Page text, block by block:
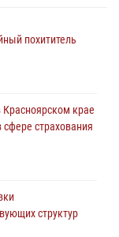
похититель
крае
страхования
структур